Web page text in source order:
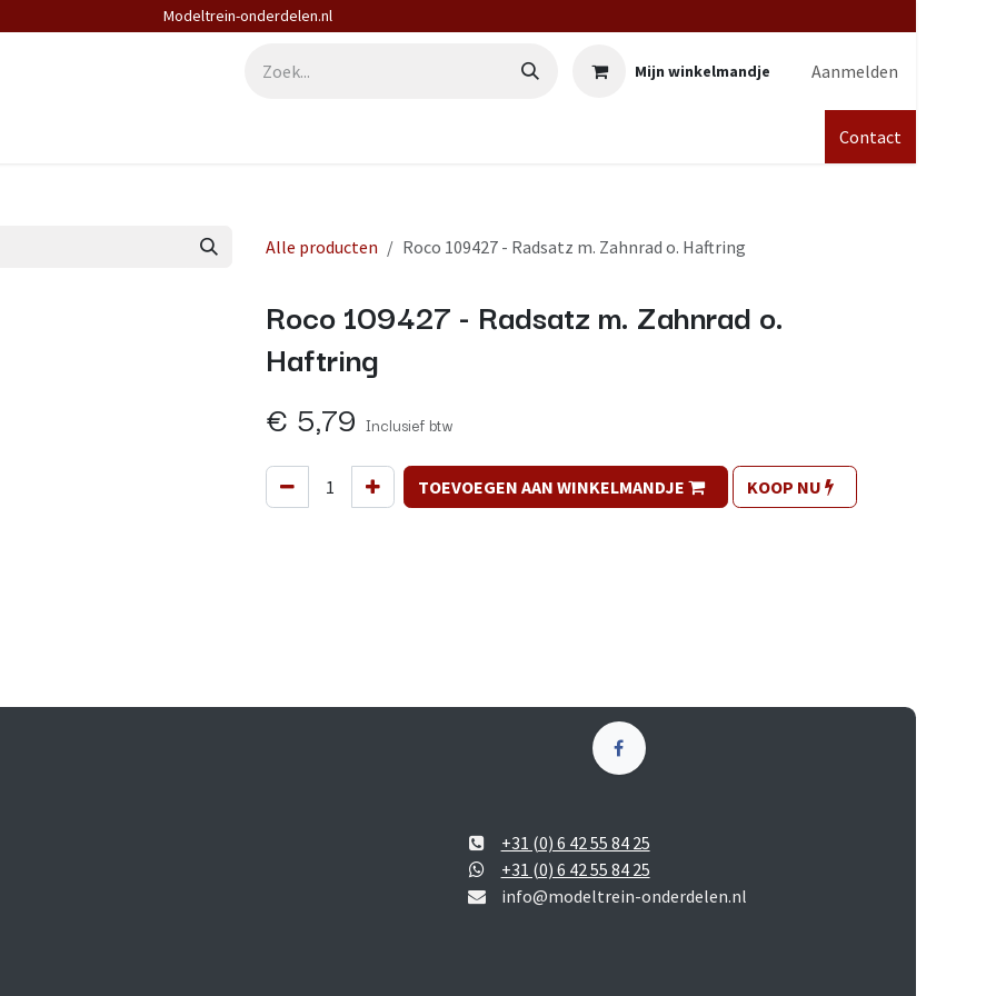
Modeltrein-onderdelen.nl
Mijn winkelmandje Aanmelden
Contact
Alle producten Roco 109427 - Radsatz m. Zahnrad o. Haftring
Roco 109427 - Radsatz m. Zahnrad o.
Haftring
€ 5,79 Inclusief btw
TOEVOEGEN AAN WINKELMANDJE KOOP NU
+31 (0) 6 42 55 84 25
+31 (0) 6 42 55 84 25
info@modeltrein-onderdelen.nl